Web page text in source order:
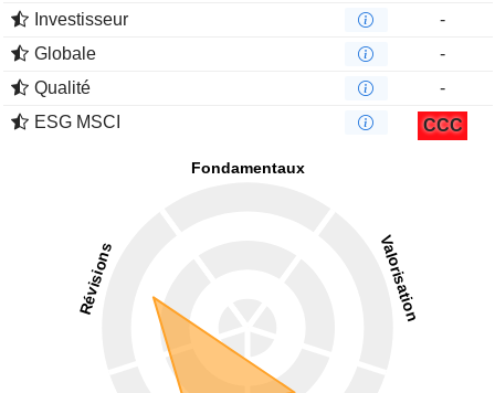
Investisseur
-
Globale
-
Qualité
-
ESG MSCI
CCC